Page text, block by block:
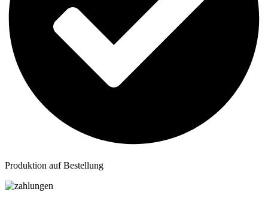
Produktion auf Bestellung